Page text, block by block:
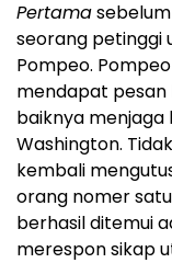
Pertama
seorang petinggi
Pompeo.
mendapat
baiknya
Washington.
kembali
orang nomer
berhasil ditemui
merespon sikap